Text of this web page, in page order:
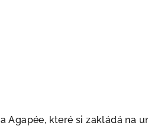
Agapée, které si zakládá na